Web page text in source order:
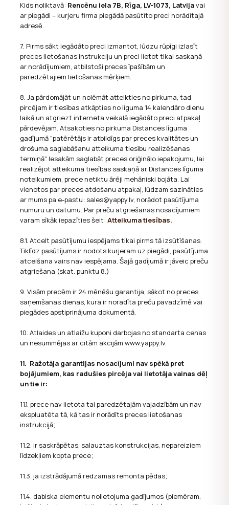
Kids noliktavā: Rencēnu iela 7B, Rīga, LV-1073, Latvijavai
ar piegādi – kurjeru firma piegādā pasūtīto preci norādītajā
adresē.
7. Pirms sākt iegādāto preci izmantot, lūdzu rūpīgi izlasīt
preces lietošanas instrukciju un preci lietot tikai saskaņā
ar norādījumiem, atbilstoši preces īpašībām un
paredzētajiem lietošanas mērķiem.
8. Ja pārdomājāt un nolēmāt atteikties no pirkuma, tad
pircējam ir tiesības atkāpties no līguma 14 kalendāro dienu
laikā un atgriezt interneta veikalā iegādāto preci atpakaļ
pārdevējam. Atsakoties no pirkuma Distances līguma
gadījumā "patērētājs ir atbildīgs par preces kvalitātes un
drošuma saglabāšanu atteikuma tiesību realizēšanas
termiņā". Iesakām saglabāt preces oriģinālo iepakojumu, lai
realizējot atteikuma tiesības saskaņā ar Distances līguma
noteikumiem, prece netiktu ārēji mehāniski bojāta. Lai
vienotos par preces atdošanu atpakaļ, lūdzam sazināties
ar mums pa e-pastu: sales@yappy.lv, norādot pasūtījuma
numuru un datumu. Par preču atgriešanas nosacījumiem
varam sīkāk iepazīties šeit: Atteikuma tiesības.
8.1. Atcelt pasūtījumu iespējams tikai pirms tā izsūtīšanas.
Tiklīdz pasūtījums ir nodots kurjeram uz piegādi, pasūtījuma
atcelšana vairs nav iespējama. Šajā gadījumā ir jāveic preču
atgriešana (skat. punktu 8.)
9. Visām precēm ir 24 mēnēšu garantija, sākot no preces
saņemšanas dienas, kura ir noradīta preču pavadzīmē vai
piegādes apstiprinājuma dokumentā.
10. Atlaides un atlaižu kuponi darbojas no standarta cenas
un nesummējas ar citām akcijām www.yappy.lv.
11. Ražotāja garantijas nosacījumi nav spēkā pret
bojājumiem, kas radušies pircēja vai lietotāja vainas dēļ
un tie ir:
11.1. prece nav lietota tai paredzētajām vajadzībām un nav
ekspluatēta tā, kā tas ir norādīts preces lietošanas
instrukcijā;
11.2. ir saskrāpētas, salauztas konstrukcijas, nepareiziem
līdzekļiem kopta prece;
11.3. ja izstrādājumā redzamas remonta pēdas;
11.4. dabiska elementu nolietojuma gadījumos (piemēram,